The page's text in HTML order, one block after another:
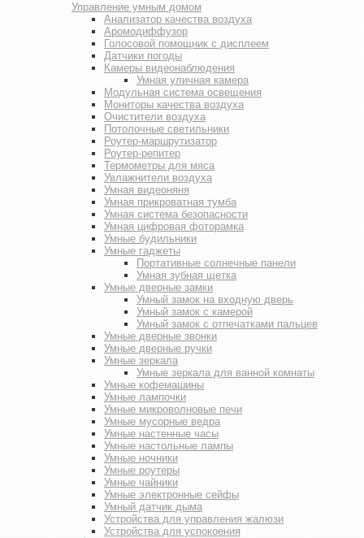
Управление умным домом
Анализатор качества воздуха
Аромодиффузор
Голосовой помощник с дисплеем
Датчики погоды
Камеры видеонаблюдения
Умная уличная камера
Модульная система освещения
Мониторы качества воздуха
Очистители воздуха
Потолочные светильники
Роутер-маршрутизатор
Роутер-репитер
Термометры для мяса
Увлажнители воздуха
Умная видеоняня
Умная прикроватная тумба
Умная система безопасности
Умная цифровая фоторамка
Умные будильники
Умные гаджеты
Портативные солнечные панели
Умная зубная щетка
Умные дверные замки
Умный замок на входную дверь
Умный замок с камерой
Умный замок с отпечатками пальцев
Умные дверные звонки
Умные дверные ручки
Умные зеркала
Умные зеркала для ванной комнаты
Умные кофемашины
Умные лампочки
Умные микроволновые печи
Умные мусорные ведра
Умные настенные часы
Умные настольные лампы
Умные ночники
Умные роутеры
Умные чайники
Умные электронные сейфы
Умный датчик дыма
Устройства для управления жалюзи
Устройства для успокоения